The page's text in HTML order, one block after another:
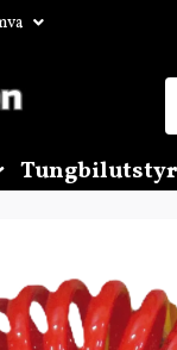
Tungbilutstyr